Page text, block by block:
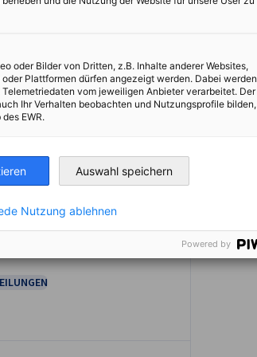
in
auf 2030 verschoben
Regierung hat offiziell
dass das Verbot von
oder -copolymeren
recycelbar sind und nicht
oder Bilder von Dritten, z.B. Inhalte anderer Websites,
Plattformen dürfen angezeigt werden. Dabei werden
Telemetriedaten vom jeweiligen Anbieter verarbeitet. Der
Ihr Verhalten beobachten und Nutzungsprofile bilden,
EWR.
Auswahl speichern
Nutzung ablehnen
Powered by